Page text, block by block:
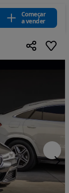
Começar
a vender